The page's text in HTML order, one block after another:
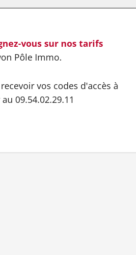
vous sur nos tarifs
Pôle Immo.
vos codes d'accès à
09.54.02.29.11